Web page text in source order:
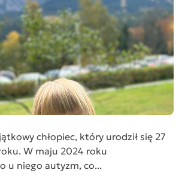
chłopiec, który urodził się 27
W maju 2024 roku
u niego autyzm, co...